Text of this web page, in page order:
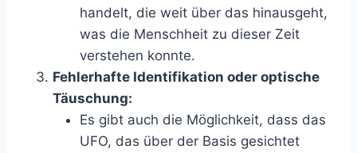
handelt, die weit über das hinausgeht,
was die Menschheit zu dieser Zeit
verstehen konnte.
Fehlerhafte Identifikation oder optische
Täuschung:
Es gibt auch die Möglichkeit, dass das
UFO, das über der Basis gesichtet